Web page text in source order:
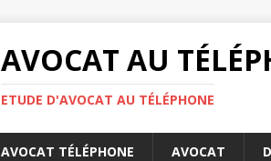
AVOCAT AU
ETUDE D'AVOCAT AU TÉLÉPHONE
AVOCAT TÉLÉPHONE AVOCAT